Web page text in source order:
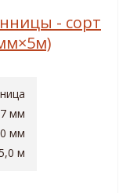
- сорт
мм
мм
м